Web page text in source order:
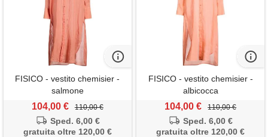
FISICO - vestito chemisier -
salmone
104,00 € 110,00 €
Sped. 6,00 €
gratuita oltre 120,00 €
FISICO - vestito chemisier -
albicocca
104,00 € 110,00 €
Sped. 6,00 €
gratuita oltre 120,00 €